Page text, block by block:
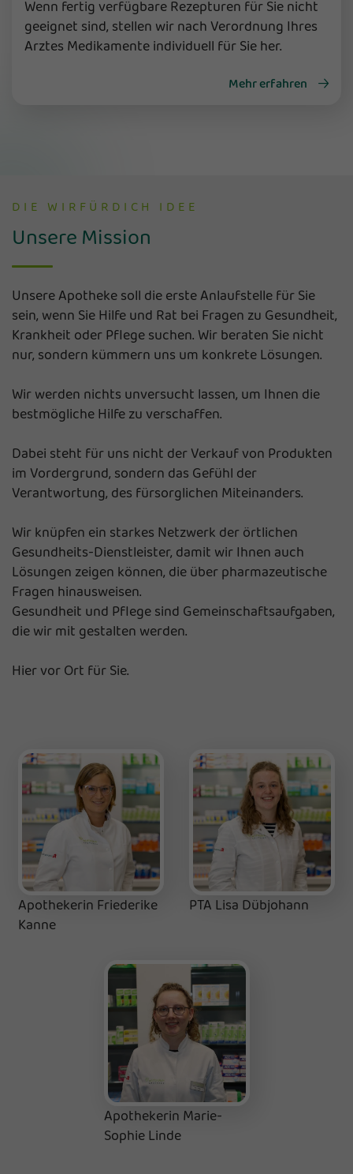
Wenn fertig verfügbare Rezepturen für Sie nicht
geeignet sind, stellen wir nach Verordnung Ihres
Arztes Medikamente individuell für Sie her.
Mehr erfahren
DIE WIRFÜRDICH IDEE
Unsere Mission
Unsere Apotheke soll die erste Anlaufstelle für Sie
sein, wenn Sie Hilfe und Rat bei Fragen zu Gesundheit,
Krankheit oder Pflege suchen. Wir beraten Sie nicht
nur, sondern kümmern uns um konkrete Lösungen.
Wir werden nichts unversucht lassen, um Ihnen die
bestmögliche Hilfe zu verschaffen.
Dabei steht für uns nicht der Verkauf von Produkten
im Vordergrund, sondern das Gefühl der
Verantwortung, des fürsorglichen Miteinanders.
Wir knüpfen ein starkes Netzwerk der örtlichen
Gesundheits-Dienstleister, damit wir Ihnen auch
Lösungen zeigen können, die über pharmazeutische
Fragen hinausweisen.
Gesundheit und Pflege sind Gemeinschaftsaufgaben,
die wir mit gestalten werden.
Hier vor Ort für Sie.
Apothekerin Friederike
Kanne
PTA Lisa Dübjohann
Apothekerin Marie-
Sophie Linde